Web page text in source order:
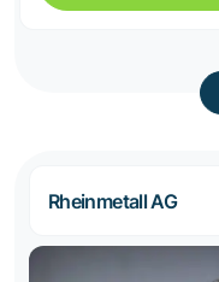
Rheinmetall AG